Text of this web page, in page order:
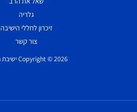
גלריה
זיכרון לחללי הישיבה
צור קשר
Copyright © 2026 ישיבת הכותל